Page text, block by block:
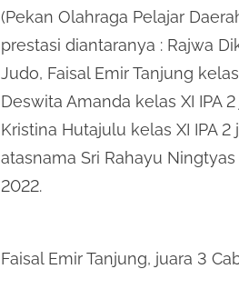
(Pekan Olahraga Pelajar
prestasi diantaranya : Rajwa
Judo, Faisal Emir Tanjung
Deswita Amanda kelas XI IPA
Kristina Hutajulu kelas XI IPA
atasnama Sri Rahayu
2022.
Faisal Emir Tanjung, juara 3